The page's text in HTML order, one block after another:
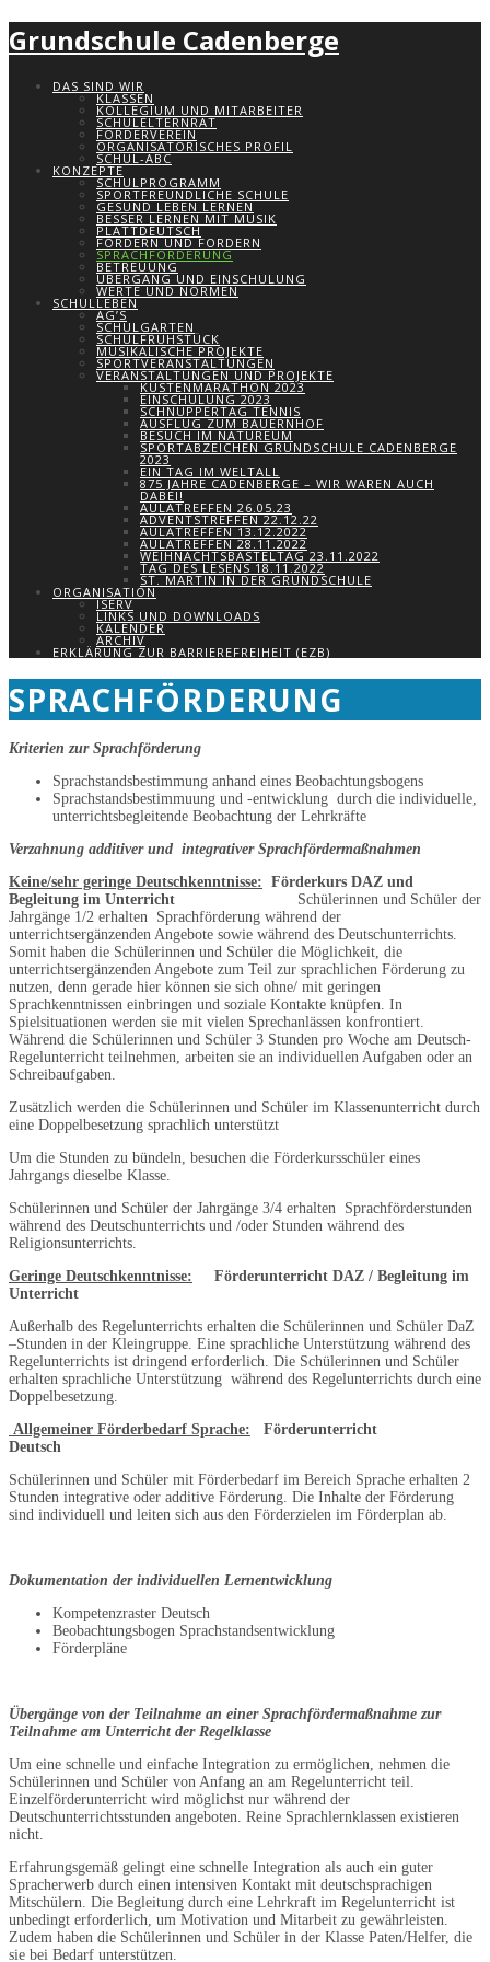
Grundschule Cadenberge
DAS SIND WIR
KLASSEN
KOLLEGIUM UND MITARBEITER
SCHULELTERNRAT
FÖRDERVEREIN
ORGANISATORISCHES PROFIL
SCHUL-ABC
KONZEPTE
SCHULPROGRAMM
SPORTFREUNDLICHE SCHULE
GESUND LEBEN LERNEN
BESSER LERNEN MIT MUSIK
PLATTDEUTSCH
FÖRDERN UND FORDERN
SPRACHFÖRDERUNG
BETREUUNG
ÜBERGANG UND EINSCHULUNG
WERTE UND NORMEN
SCHULLEBEN
AG’S
SCHULGARTEN
SCHULFRÜHSTÜCK
MUSIKALISCHE PROJEKTE
SPORTVERANSTALTUNGEN
VERANSTALTUNGEN UND PROJEKTE
KÜSTENMARATHON 2023
EINSCHULUNG 2023
SCHNUPPERTAG TENNIS
AUSFLUG ZUM BAUERNHOF
BESUCH IM NATUREUM
SPORTABZEICHEN GRUNDSCHULE CADENBERGE
2023
EIN TAG IM WELTALL
875 JAHRE CADENBERGE – WIR WAREN AUCH
DABEI!
AULATREFFEN 26.05.23
ADVENTSTREFFEN 22.12.22
AULATREFFEN 13.12.2022
AULATREFFEN 28.11.2022
WEIHNACHTSBASTELTAG 23.11.2022
TAG DES LESENS 18.11.2022
ST. MARTIN IN DER GRUNDSCHULE
ORGANISATION
ISERV
LINKS UND DOWNLOADS
KALENDER
ARCHIV
ERKLÄRUNG ZUR BARRIEREFREIHEIT (EZB)
SPRACHFÖRDERUNG
Kriterien zur Sprachförderung
Sprachstandsbestimmung anhand eines Beobachtungsbogens
Sprachstandsbestimmuung und -entwicklung durch die individuelle,
unterrichtsbegleitende Beobachtung der Lehrkräfte
Verzahnung additiver und integrativer Sprachfördermaßnahmen
Keine/sehr geringe Deutschkenntnisse: Förderkurs DAZ und
Begleitung im Unterricht Schülerinnen und Schüler der
Jahrgänge 1/2 erhalten Sprachförderung während der
unterrichtsergänzenden Angebote sowie während des Deutschunterrichts.
Somit haben die Schülerinnen und Schüler die Möglichkeit, die
unterrichtsergänzenden Angebote zum Teil zur sprachlichen Förderung zu
nutzen, denn gerade hier können sie sich ohne/ mit geringen
Sprachkenntnissen einbringen und soziale Kontakte knüpfen. In
Spielsituationen werden sie mit vielen Sprechanlässen konfrontiert.
Während die Schülerinnen und Schüler 3 Stunden pro Woche am Deutsch-
Regelunterricht teilnehmen, arbeiten sie an individuellen Aufgaben oder an
Schreibaufgaben.
Zusätzlich werden die Schülerinnen und Schüler im Klassenunterricht durch
eine Doppelbesetzung sprachlich unterstützt
Um die Stunden zu bündeln, besuchen die Förderkursschüler eines
Jahrgangs dieselbe Klasse.
Schülerinnen und Schüler der Jahrgänge 3/4 erhalten Sprachförderstunden
während des Deutschunterrichts und /oder Stunden während des
Religionsunterrichts.
Geringe Deutschkenntnisse:
Förderunterricht DAZ / Begleitung im
Unterricht
Außerhalb des Regelunterrichts erhalten die Schülerinnen und Schüler DaZ
–Stunden in der Kleingruppe. Eine sprachliche Unterstützung während des
Regelunterrichts ist dringend erforderlich. Die Schülerinnen und Schüler
erhalten sprachliche Unterstützung während des Regelunterrichts durch eine
Doppelbesetzung.
Allgemeiner Förderbedarf Sprache:
Förderunterricht
Deutsch
Schülerinnen und Schüler mit Förderbedarf im Bereich Sprache erhalten 2
Stunden integrative oder additive Förderung. Die Inhalte der Förderung
sind individuell und leiten sich aus den Förderzielen im Förderplan ab.
Dokumentation der individuellen Lernentwicklung
Kompetenzraster Deutsch
Beobachtungsbogen Sprachstandsentwicklung
Förderpläne
Übergänge von der Teilnahme an einer Sprachfördermaßnahme zur
Teilnahme am Unterricht der Regelklasse
Um eine schnelle und einfache Integration zu ermöglichen, nehmen die
Schülerinnen und Schüler von Anfang an am Regelunterricht teil.
Einzelförderunterricht wird möglichst nur während der
Deutschunterrichtsstunden angeboten. Reine Sprachlernklassen existieren
nicht.
Erfahrungsgemäß gelingt eine schnelle Integration als auch ein guter
Spracherwerb durch einen intensiven Kontakt mit deutschsprachigen
Mitschülern. Die Begleitung durch eine Lehrkraft im Regelunterricht ist
unbedingt erforderlich, um Motivation und Mitarbeit zu gewährleisten.
Zudem haben die Schülerinnen und Schüler in der Klasse Paten/Helfer, die
sie bei Bedarf unterstützen.